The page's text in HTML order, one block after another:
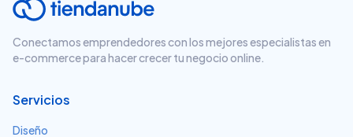
Conectamos emprendedores con los mejores especialistas en
e-commerce para hacer crecer tu negocio online.
Servicios
Diseño